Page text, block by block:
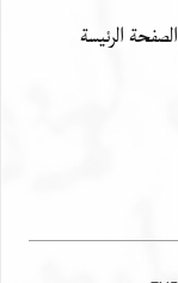
الصفحة الرئيسة